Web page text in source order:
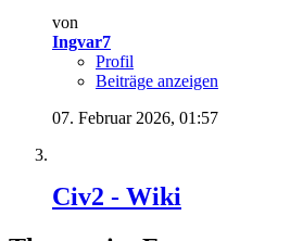
von
Ingvar7
Profil
Beiträge anzeigen
07. Februar 2026, 01:57
Civ2 - Wiki